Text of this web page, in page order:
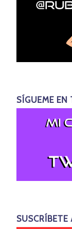
SÍGUEME EN